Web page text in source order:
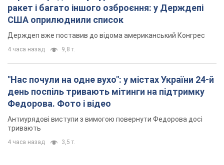
ракет і багато іншого озброєння: у Держдепі
США оприлюднили список
Держдеп вже поставив до відома американський Конгрес
4 часа назад 9,8 т.
"Нас почули на одне вухо": у містах України 24-й
день поспіль тривають мітинги на підтримку
Федорова. Фото і відео
Антиурядові виступи з вимогою повернути Федорова досі
тривають
4 часа назад 3,5 т.